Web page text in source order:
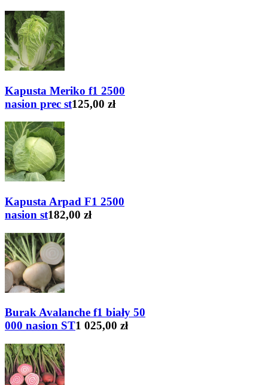
Kapusta Meriko f1 2500
nasion prec st125,00 zł
Kapusta Arpad F1 2500
nasion st182,00 zł
Burak Avalanche f1 biały 50
000 nasion ST1 025,00 zł